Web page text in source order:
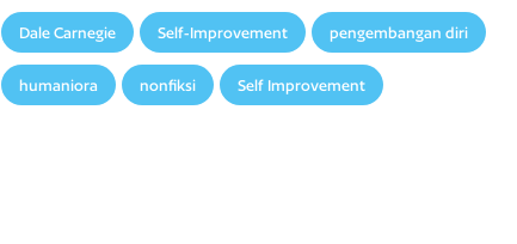
Koneksi dapat terjalin di mana saja dan dapat berkisar dari yang
sederhana hingga yang mendalam. Koneksi dengan sesamalah yang
menambah cita rasa kehidupan. Koneksilah yang mengisi hari-hari kita
dan membuat kita tersenyum bahagia.
Dale Carnegie Self-Improvement pengembangan diri
humaniora nonfiksi Self Improvement